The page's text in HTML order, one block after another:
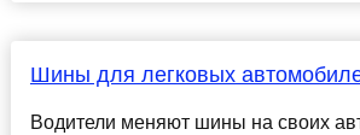
Шины для легковых
Водители меняют шины на своих